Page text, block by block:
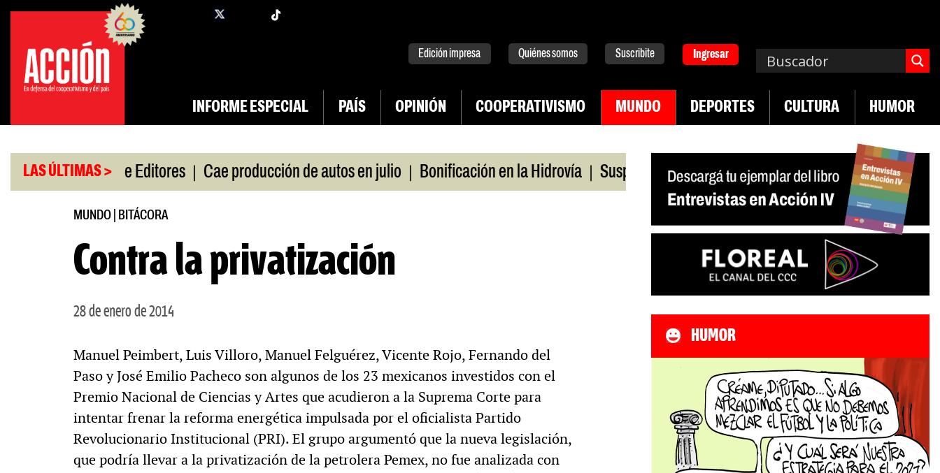
Saltar
contenido
facebook
Edición impresa Quiénes somos Suscribite Ingresar
INFORME ESPECIAL PAÍS OPINIÓN COOPERATIVISMO MUNDO DEPORTES CULTURA HUMOR
LAS ÚLTIMAS >
gira | Feria de Editores | Cae producción de autos en julio | Bonificación en la Hidrovía | Suspenden desregulación del practicaje | Denuncias por
MUNDO| BITÁCORA
Contra la privatización
28 de enero de 2014
Manuel Peimbert, Luis Villoro, Manuel Felguérez, Vicente Rojo, Fernando del
Paso y José Emilio Pacheco son algunos de los 23 mexicanos investidos con el
Premio Nacional de Ciencias y Artes que acudieron a la Suprema Corte para
intentar frenar la reforma energética impulsada por el oficialista Partido
Revolucionario Institucional (PRI). El grupo argumentó que la nueva legislación,
que podría llevar a la privatización de la petrolera Pemex, no fue analizada con
HUMOR